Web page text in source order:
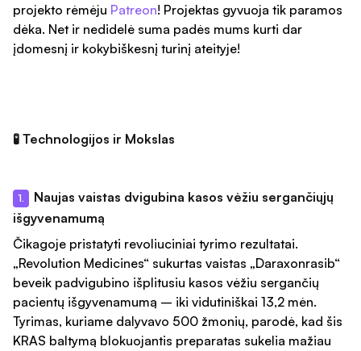
projekto rėmėju Patreon! Projektas gyvuoja tik paramos
dėka. Net ir nedidelė suma padės mums kurti dar
įdomesnį ir kokybiškesnį turinį ateityje!
🧪 Technologijos ir Mokslas
1.
Naujas vaistas dvigubina kasos vėžiu sergančiųjų
išgyvenamumą
Čikagoje pristatyti revoliuciniai tyrimo rezultatai.
„Revolution Medicines“ sukurtas vaistas „Daraxonrasib“
beveik padvigubino išplitusiu kasos vėžiu sergančių
pacientų išgyvenamumą – iki vidutiniškai 13,2 mėn.
Tyrimas, kuriame dalyvavo 500 žmonių, parodė, kad šis
KRAS baltymą blokuojantis preparatas sukelia mažiau